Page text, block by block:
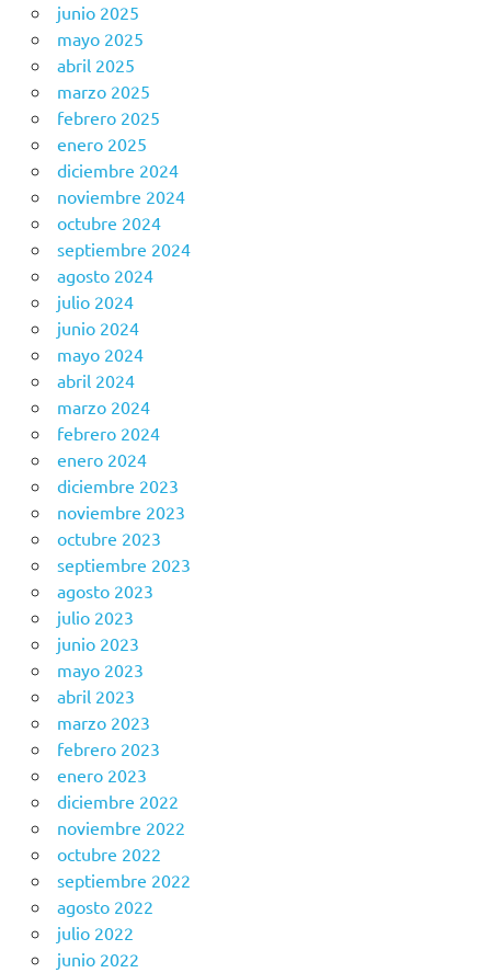
junio 2025
mayo 2025
abril 2025
marzo 2025
febrero 2025
enero 2025
diciembre 2024
noviembre 2024
octubre 2024
septiembre 2024
agosto 2024
julio 2024
junio 2024
mayo 2024
abril 2024
marzo 2024
febrero 2024
enero 2024
diciembre 2023
noviembre 2023
octubre 2023
septiembre 2023
agosto 2023
julio 2023
junio 2023
mayo 2023
abril 2023
marzo 2023
febrero 2023
enero 2023
diciembre 2022
noviembre 2022
octubre 2022
septiembre 2022
agosto 2022
julio 2022
junio 2022